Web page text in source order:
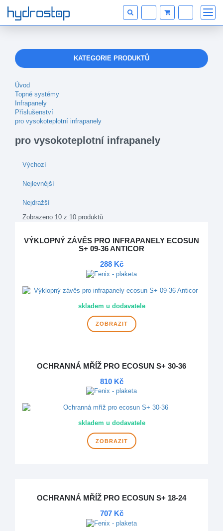
KATEGORIE PRODUKTŮ
Úvod
Topné systémy
Infrapanely
Příslušenství
pro vysokoteplotní infrapanely
pro vysokoteplotní infrapanely
Výchozí
Nejlevnější
Nejdražší
Zobrazeno 10 z 10 produktů
VÝKLOPNÝ ZÁVĚS PRO INFRAPANELY ECOSUN
S+ 09-36 ANTICOR
288 Kč
skladem u dodavatele
ZOBRAZIT
OCHRANNÁ MŘÍŽ PRO ECOSUN S+ 30-36
810 Kč
skladem u dodavatele
ZOBRAZIT
OCHRANNÁ MŘÍŽ PRO ECOSUN S+ 18-24
707 Kč